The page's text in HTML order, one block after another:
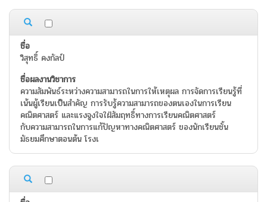
วิสุทธิ์ คงกัลป์
ความสัมพันธ์ระหว่างความสามารถในการให้เหตุผล การจัดการเรียนรู้ที่
เน้นผู้เรียนเป็นสำคัญ การรับรู้ความสามารถของตนเองในการเรียน
คณิตศาสตร์ และแรงจูงใจใฝ่สัมฤทธิ์ทางการเรียนคณิตศาสตร์
กับความสามารถในการแก้ปัญหาทางคณิตศาสตร์ ของนักเรียนชั้น
มัธยมศึกษาตอนต้น โรงเ